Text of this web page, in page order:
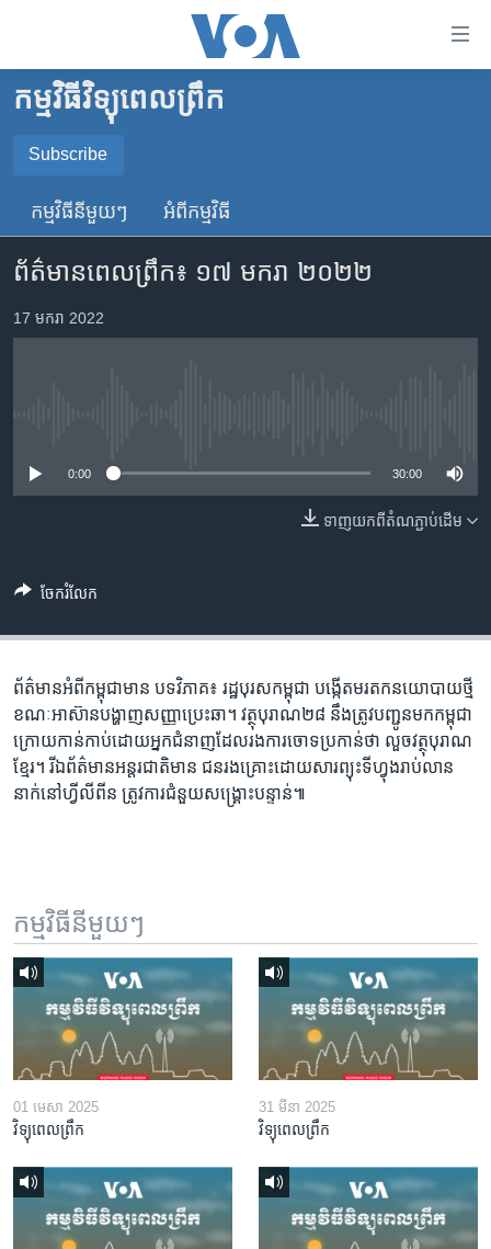
គេហទំព័រ​
ទាក់ទង
រំលង​
ទំព័រ​
ព័ត៌មាន​​
តែ​
ម្តង
រចនា
ចូល​
ទំព័រ​
កម្ពុជា
អន្តរជាតិ
ចិន
ហេឡូវីអូអេ
កម្ពុជាច្នៃប្រតិដ្ឋ
កម្មវិធីទាំងអស់
បណ្តាញ​សង្គម
ភាសា
កម្មវិធីវិទ្យុពេលព្រឹក
Subscribe
SUBSCRIBE
កម្មវិធី​នីមួយៗ អំពី​កម្មវិធី​
ព័ត៌មាន​ពេល​ព្រឹក៖ ១៧ មករា ២០២២
17 មករា 2022
0:00 30:00
ទាញ​យក​ពី​តំណភ្ជាប់​ដើម
ចែករំលែក
ព័ត៌មាន​អំពី​កម្ពុជា​មាន បទវិភាគ៖ រដ្ឋបុរស​កម្ពុជា បង្កើត​មរតក​នយោបាយ​ថ្មី
ខណៈ​អាស៊ាន​បង្ហាញ​សញ្ញា​ប្រេះឆា។ វត្ថុ​បុរាណ​២៨ នឹង​ត្រូវ​បញ្ជូន​មក​កម្ពុជា
ក្រោយ​កាន់​កាប់​ដោយ​អ្នក​ជំនាញ​ដែល​រង​ការចោទ​ប្រកាន់​ថា លួច​វត្ថុ​បុរាណ​
ខ្មែរ។ រីឯ​ព័ត៌មាន​អន្តរជាតិ​មាន ជន​រងគ្រោះ​ដោយសារ​ព្យុះ​ទីហ្វុង​រាប់​លាន​
នាក់​នៅ​ហ្វីលីពីន ត្រូវការ​ជំនួយ​សង្គ្រោះ​បន្ទាន់៕
កម្មវិធី​នីមួយៗ
01 មេសា 2025
វិទ្យុពេលព្រឹក
31 មីនា 2025
វិទ្យុពេលព្រឹក